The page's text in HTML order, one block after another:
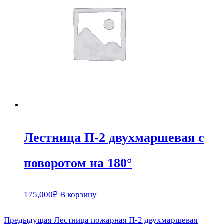
Лестница П-2 двухмаршевая с
поворотом на 180°
175,000₽ В корзину
Предыдущая Предыдущая
Лестница пожарная П-2 двухмаршевая